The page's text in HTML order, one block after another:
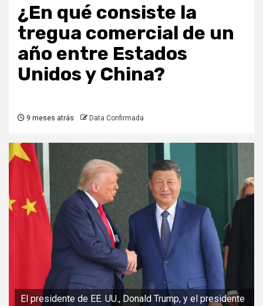
¿En qué consiste la
tregua comercial de un
año entre Estados
Unidos y China?
9 meses atrás Data Confirmada
El presidente de EE. UU., Donald Trump, y el presidente